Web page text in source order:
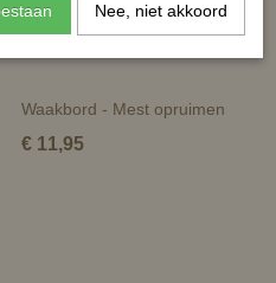
Waakbord - Mest opruimen
€ 11,95
Nee, niet akkoord